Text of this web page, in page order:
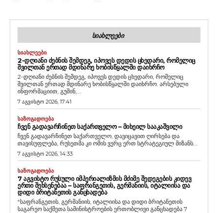
ᲡᲘᲐᲮᲚᲔᲔᲑᲘ
ᲡᲘᲐᲮᲚᲔᲔᲑᲘ
2-ᲓᲦᲘᲐᲜᲘ ᲫᲔᲑᲜᲘᲡ ᲨᲔᲛᲓᲔᲒ, ᲘᲞᲝᲕᲔᲡ ᲓᲔᲓᲘᲡ ᲪᲮᲔᲓᲐᲠᲘ, ᲠᲝᲛᲔᲚᲘᲪ
ᲨᲕᲘᲚᲗᲐᲜ ᲔᲠᲗᲐᲓ ᲛᲓᲘᲜᲐᲠᲔ ᲮᲝᲑᲘᲡᲬᲧᲐᲚᲨᲘ ᲓᲐᲘᲮᲠᲩᲝ
2-დღიანი ძებნის შემდეგ, იპოვეს დედის ცხედარი, რომელიც
შვილთან ერთად მდინარე ხობისწყალში დაიხრჩო. არსებული
ინფორმაციით, გუშინ,...
7 აგვისტო 2026, 17:41
ᲡᲐᲖᲝᲒᲐᲓᲝᲔᲑᲐ
ᲩᲕᲔᲜ ᲒᲐᲓᲐᲕᲐᲠᲩᲘᲜᲔᲗ ᲡᲐᲥᲐᲠᲗᲕᲔᲚᲝ – ᲛᲘᲮᲔᲘᲚ ᲡᲐᲐᲙᲐᲨᲕᲘᲚᲘ
ჩვენ გადავარჩინეთ საქართველო, დავიცავით ღირსება და
თავისუფლება, რუსეთმა კი ომის ვერც ერთ სტრატეგიულ მიზანს...
7 აგვისტო 2026, 14:33
ᲡᲐᲖᲝᲒᲐᲓᲝᲔᲑᲐ
7 ᲐᲒᲕᲘᲡᲢᲝ ᲠᲣᲡᲣᲚᲘ ᲘᲛᲞᲔᲠᲘᲐᲚᲘᲖᲛᲘᲡ ᲛᲫᲘᲛᲔ ᲨᲔᲓᲔᲒᲔᲑᲘᲡ ᲙᲘᲓᲔᲕ
ᲔᲠᲗᲘ ᲨᲔᲮᲡᲔᲜᲔᲑᲐᲐ – ᲡᲐᲤᲠᲐᲜᲒᲔᲗᲘᲡ, ᲒᲔᲠᲛᲐᲜᲘᲘᲡ, ᲘᲢᲐᲚᲘᲘᲡᲐ ᲓᲐ
ᲓᲘᲓᲘ ᲑᲠᲘᲢᲐᲜᲔᲗᲘᲡ ᲒᲐᲜᲪᲮᲐᲓᲔᲑᲐ
“საფრანგეთის, გერმანიის, იტალიისა და დიდი ბრიტანეთის
საგარეო საქმეთა სამინისტროების ერთობლივი განცხადება 7